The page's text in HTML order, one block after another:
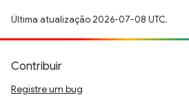
Última atualização 2026-07-08 UTC.
Contribuir
Registre um bug